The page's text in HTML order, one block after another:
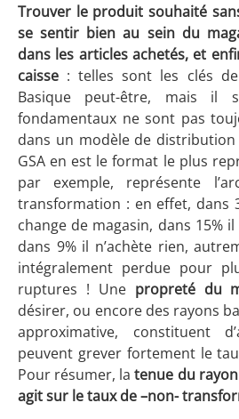
Trouver le produit souhaité
se sentir bien au sein du
dans les articles achetés, et
caisse : telles sont les clés
Basique peut-être, mais il
fondamentaux ne sont pas
dans un modèle de
GSA en est le format le plus
par exemple, représente
transformation : en effet, dans
change de magasin, dans 15%
dans 9% il n’achète rien,
intégralement perdue pour
ruptures ! Une propreté du
désirer, ou encore des rayons
approximative, constituent
peuvent grever fortement le
Pour résumer, latenue du
agit sur le taux de –non-